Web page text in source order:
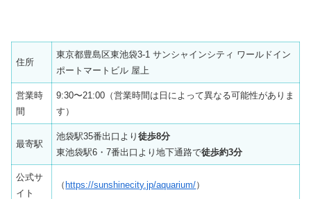
住所
東京都豊島区東池袋3-1 サンシャインシティ ワールドイン
ポートマートビル 屋上
営業時
間
9:30〜21:00（営業時間は日によって異なる可能性がありま
す）
最寄駅
池袋駅35番出口より徒歩8分
東池袋駅6・7番出口より地下通路で徒歩約3分
公式サ
イト
（ https://sunshinecity.jp/aquarium/）